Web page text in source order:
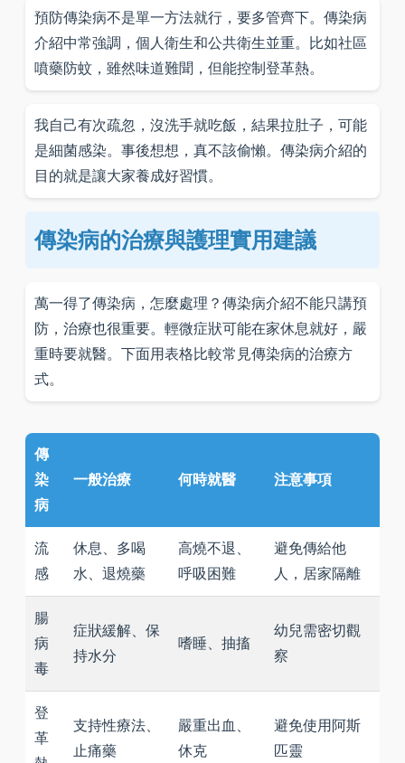
預防傳染病不是單一方法就行，要多管齊下。傳染病
介紹中常強調，個人衛生和公共衛生並重。比如社區
噴藥防蚊，雖然味道難聞，但能控制登革熱。
我自己有次疏忽，沒洗手就吃飯，結果拉肚子，可能
是細菌感染。事後想想，真不該偷懶。傳染病介紹的
目的就是讓大家養成好習慣。
傳染病的治療與護理實用建議
萬一得了傳染病，怎麼處理？傳染病介紹不能只講預
防，治療也很重要。輕微症狀可能在家休息就好，嚴
重時要就醫。下面用表格比較常見傳染病的治療方
式。
傳
染
病
一般治療 何時就醫 注意事項
流
感
休息、多喝
水、退燒藥
高燒不退、
呼吸困難
避免傳給他
人，居家隔離
腸
病
毒
症狀緩解、保
持水分
嗜睡、抽搐
幼兒需密切觀
察
登
革
支持性療法、
止痛藥
嚴重出血、
休克
避免使用阿斯
匹靈